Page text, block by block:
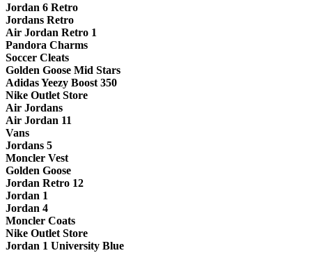
Jordan 6 Retro
Jordans Retro
Air Jordan Retro 1
Pandora Charms
Soccer Cleats
Golden Goose Mid Stars
Adidas Yeezy Boost 350
Nike Outlet Store
Air Jordans
Air Jordan 11
Vans
Jordans 5
Moncler Vest
Golden Goose
Jordan Retro 12
Jordan 1
Jordan 4
Moncler Coats
Nike Outlet Store
Jordan 1 University Blue